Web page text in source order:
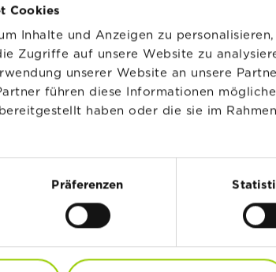
Cookies
Inhalte und Anzeigen zu
Zugriffe auf unsere Website zu
unserer Website an unsere
führen diese Informationen
haben oder die sie im
Präferenzen
Komplett-Rasendünger
Naturen®
Jetzt kaufenSUBSTRAL® Naturen®
3 in 1